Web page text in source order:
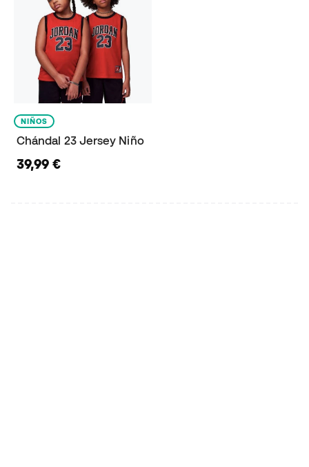
NIÑOS
Chándal 23 Jersey Niño
39,99 €